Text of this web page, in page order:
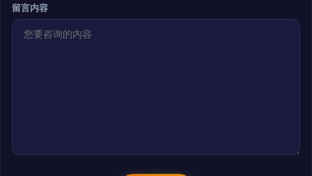
留言内容